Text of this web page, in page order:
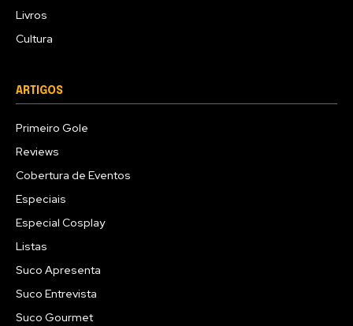
Livros
Cultura
ARTIGOS
Primeiro Gole
Reviews
Cobertura de Eventos
Especiais
Especial Cosplay
Listas
Suco Apresenta
Suco Entrevista
Suco Gourmet